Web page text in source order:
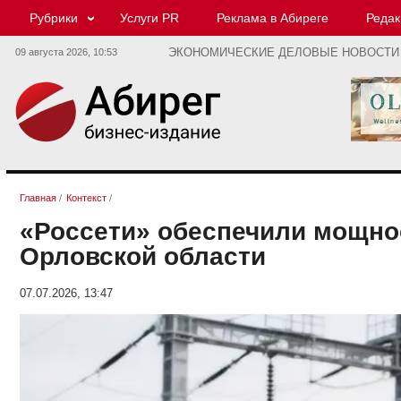
Рубрики Услуги PR Реклама в Абиреге
09 августа 2026, 10:53 ЭКОНОМИЧЕСКИЕ ДЕЛОВЫЕ НОВОСТИ
Главная / Контекст /
«Россети» обеспечили
Орловской области
07.07.2026, 13:47